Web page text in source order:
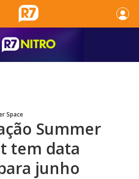
Space
Summer
tem data
junho